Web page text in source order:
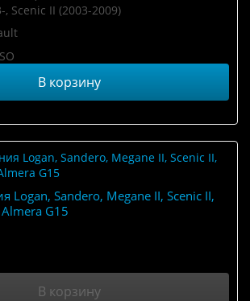
, Scenic II (2003-2009)
В корзину
Logan, Sandero, Megane II, Scenic II,
G15
В корзину